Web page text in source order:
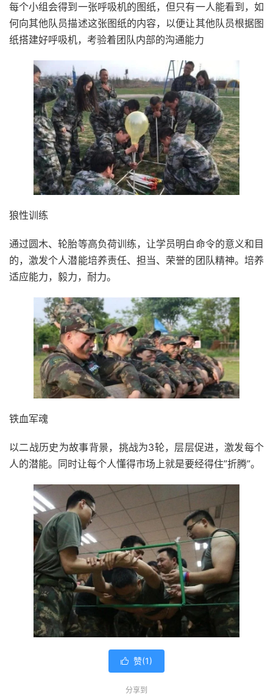
每个小组会得到一张呼吸机的图纸，但只有一人能看到，如
何向其他队员描述这张图纸的内容，以便让其他队员根据图
纸搭建好呼吸机，考验着团队内部的沟通能力
狼性训练
通过圆木、轮胎等高负荷训练，让学员明白命令的意义和目
的，激发个人潜能培养责任、担当、荣誉的团队精神。培养
适应能力，毅力，耐力。
铁血军魂
以二战历史为故事背景，挑战为3轮，层层促进，激发每个
人的潜能。同时让每个人懂得市场上就是要经得住”折腾”。
 赞(1)
分享到